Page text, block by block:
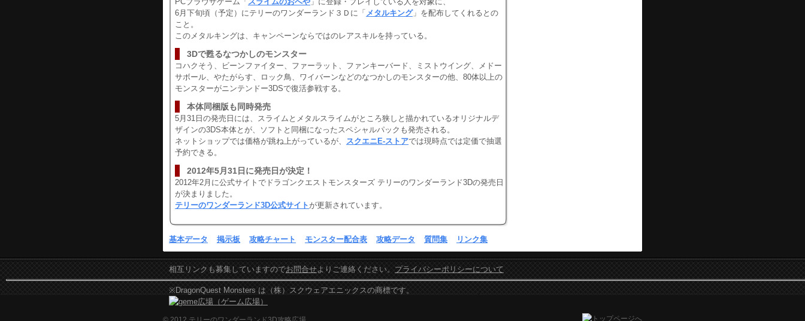
6月下旬頃（予定）にテリーのワンダーランド３Ｄに「 メタルキング」を配布してくれるとの
こと。
このメタルキングは、キャンペーンならではのレアスキルを持っている。
3Dで甦るなつかしのモンスター
コハクそう、ビーンファイター、ファーラット、ファンキーバード、ミストウイング、メドー
サボール、やたがらす、ロック鳥、ワイバーンなどのなつかしのモンスターの他、80体以上の
モンスターがニンテンドー3DSで復活参戦する。
本体同梱版も同時発売
5月31日の発売日には、スライムとメタルスライムがところ狭しと描かれているオリジナルデ
ザインの3DS本体とが、ソフトと同梱になったスペシャルパックも発売される。
ネットショップでは価格が跳ね上がっているが、 スクエニE-ストアでは現時点では定価で抽選
予約できる。
2012年5月31日に発売日が決定！
2012年2月に公式サイトでドラゴンクエストモンスターズ テリーのワンダーランド3Dの発売日
が決まりました。
テリーのワンダーランド3D公式サイト が更新されています。
基本データ 掲示板 攻略チャート モンスター配合表 攻略データ 質問集 リンク集
相互リンクも募集していますのでお問合せよりご連絡ください。プライバシーポリシーについて
※DragonQuest Monsters は（株）スクウェアエニックスの商標です。